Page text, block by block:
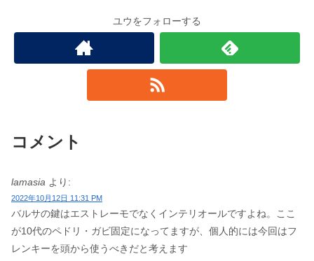
ユウをフォローする
コメント
lamasia より:
2022年10月12日 11:31 PM
バルサの鍵はエストレーモでなくインテリオールですよね。ここ
が10代のペドリ・ガビ固定になってますが、個人的には今回はフ
レンキーを頭から使うべきだと考えます